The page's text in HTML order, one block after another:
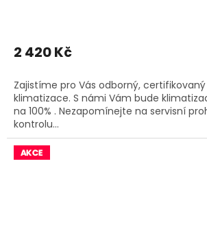
2 420 Kč
Zajistíme pro Vás odborný, certifikovaný
klimatizace. S námi Vám bude
na 100% . Nezapomínejte na servisní
kontrolu...